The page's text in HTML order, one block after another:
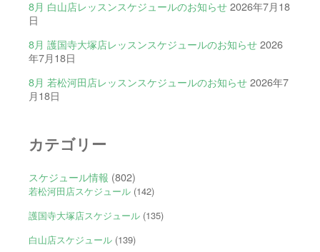
8月 白山店レッスンスケジュールのお知らせ 2026年7月18
日
8月 護国寺大塚店レッスンスケジュールのお知らせ 2026
年7月18日
8月 若松河田店レッスンスケジュールのお知らせ 2026年7
月18日
カテゴリー
スケジュール情報 (802)
若松河田店スケジュール(142)
護国寺大塚店スケジュール(135)
白山店スケジュール(139)